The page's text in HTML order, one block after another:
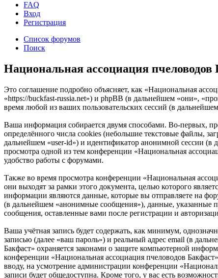
FAQ
Вход
Регистрация
Список форумов
Поиск
Национальная ассоциация
Это соглашение подробно объясняет, как «Национальная
«https://buckfast-russia.net») и phpBB (в дальнейшем «они»,
время любой из ваших пользовательских сессий (в
Ваша информация собирается двумя способами. Во-первых,
определённого числа cookies (небольшие текстовые файлы,
дальнейшем «user-id») и идентификатор анонимной сессии (в
просмотра одной из тем конференции «Национальная
удобство работы с форумами.
Также во время просмотра конференции «Национальная
они выходят за рамки этого документа, целью которого
информации являются данные, которые вы отправляете на
(в дальнейшем «анонимные сообщения»), данные, указанные
сообщения, оставленные вами после регистрации и
Ваша учётная запись будет содержать, как минимум,
записью (далее «ваш пароль») и реальный адрес email (в
Бакфаст» охраняется законами о защите компьютерной
конференции «Национальная ассоциация пчеловодов
вводу, на усмотрение администрации конференции
записи будет общедоступна. Кроме того, у вас есть